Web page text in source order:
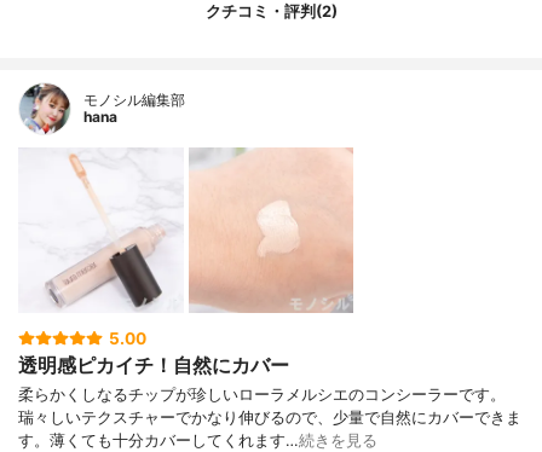
クチコミ・評判(2)
モノシル編集部
hana
5.00
透明感ピカイチ！自然にカバー
柔らかくしなるチップが珍しいローラメルシエのコンシーラーです。
瑞々しいテクスチャーでかなり伸びるので、少量で自然にカバーできま
す。薄くても十分カバーしてくれます…続きを見る